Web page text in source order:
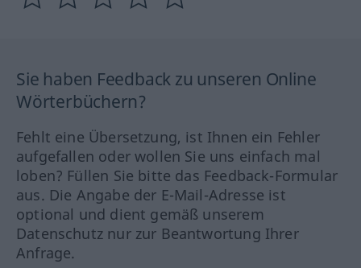
Sie haben Feedback zu unseren Online
Wörterbüchern?
Fehlt eine Übersetzung, ist Ihnen ein Fehler
aufgefallen oder wollen Sie uns einfach mal
loben? Füllen Sie bitte das Feedback-Formular
aus. Die Angabe der E-Mail-Adresse ist
optional und dient gemäß unserem
Datenschutz nur zur Beantwortung Ihrer
Anfrage.